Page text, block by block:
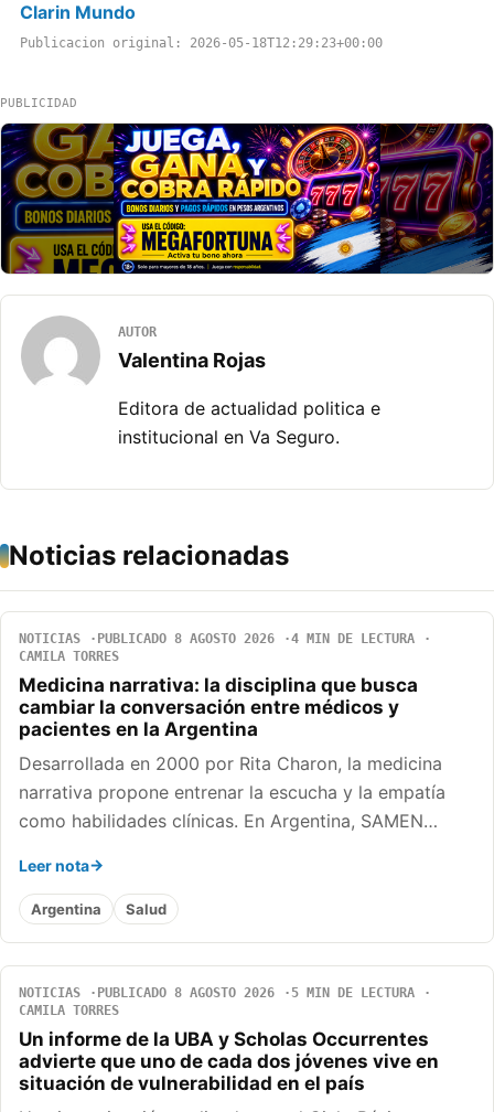
Clarin Mundo
Publicacion original: 2026-05-18T12:29:23+00:00
PUBLICIDAD
AUTOR
Valentina Rojas
Editora de actualidad politica e
institucional en Va Seguro.
Noticias relacionadas
NOTICIAS PUBLICADO 8 AGOSTO 2026
4 MIN DE LECTURA
CAMILA TORRES
Medicina narrativa: la disciplina que busca
cambiar la conversación entre médicos y
pacientes en la Argentina
Desarrollada en 2000 por Rita Charon, la medicina
narrativa propone entrenar la escucha y la empatía
como habilidades clínicas. En Argentina, SAMEN…
Leer nota
Argentina Salud
NOTICIAS PUBLICADO 8 AGOSTO 2026
5 MIN DE LECTURA
CAMILA TORRES
Un informe de la UBA y Scholas Occurrentes
advierte que uno de cada dos jóvenes vive en
situación de vulnerabilidad en el país